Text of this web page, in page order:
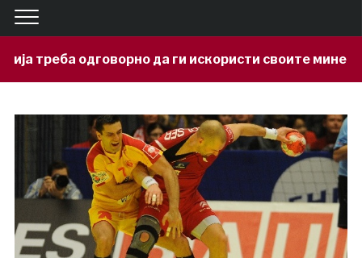
да ги искористи своите минерални богатства